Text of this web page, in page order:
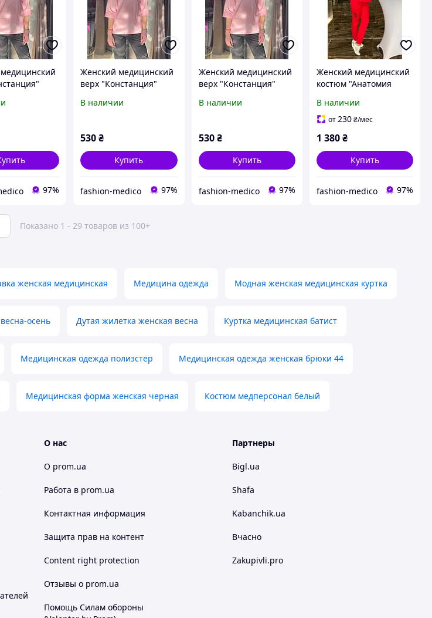
97%
Женский медицинский
верх "Констанция"
В наличии
530₴
Купить
fashion-medico 97%
Женский медицинский
верх "Констанция"
В наличии
530 ₴
Купить
fashion-medico 97%
Женский медицинский
костюм "Анатомия
В наличии
от230₴/мес
1 380₴
Купить
fashion-medico 97%
Показано 1 - 29 товаров из 100+
женская медицинская Медицина одежда Модная женская медицинская куртка
осень Дутая жилетка женская весна Куртка медицинская батист
Медицинская одежда полиэстер Медицинская одежда женская брюки 44
Медицинская форма женская черная Костюм медперсонал белый
О нас
О prom.ua
Работа в prom.ua
Контактная информация
Защита прав на контент
Content right protection
Отзывы о prom.ua
Помощь Силам обороны
Партнеры
Bigl.ua
Shafa
Kabanchik.ua
Вчасно
Zakupivli.pro